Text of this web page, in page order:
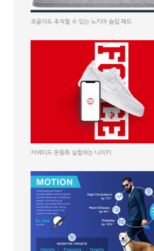
코골이도 추적할 수 있는 노키아 슬립 패드
커넥티드 운동화 실험하는 나이키